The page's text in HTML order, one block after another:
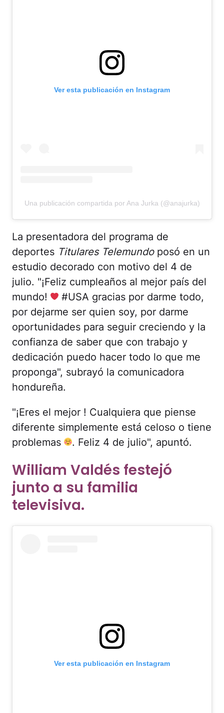
Ver esta publicación en Instagram
Una publicación compartida por Ana Jurka (@anajurka)
La presentadora del programa de
deportes Titulares Telemundoposó en un
estudio decorado con motivo del 4 de
julio. "¡Feliz cumpleaños al mejor país del
mundo!
#USA gracias por darme todo,
por dejarme ser quien soy, por darme
oportunidades para seguir creciendo y la
confianza de saber que con trabajo y
dedicación puedo hacer todo lo que me
proponga", subrayó la comunicadora
hondureña.
"¡Eres el mejor ! Cualquiera que piense
diferente simplemente está celoso o tiene
problemas
. Feliz 4 de julio", apuntó.
William Valdés festejó
junto a su familia
televisiva.
Ver esta publicación en Instagram